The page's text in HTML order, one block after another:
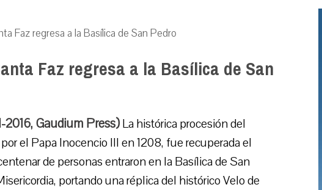
Faz regresa a la Basílica de San Pedro
Faz regresa a la Basílica de San
2016, Gaudium Press)La histórica procesión del
el Papa Inocencio III en 1208, fue recuperada el
de personas entraron en la Basílica de San
portando una réplica del histórico Velo de